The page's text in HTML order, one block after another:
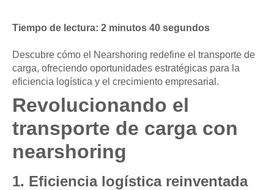
Tiempo de lectura: 2 minutos 40 segundos
Descubre cómo el Nearshoring redefine el transporte de
carga, ofreciendo oportunidades estratégicas para la
eficiencia logística y el crecimiento empresarial.
Revolucionando el
transporte de carga con
nearshoring
1. Eficiencia logística reinventada